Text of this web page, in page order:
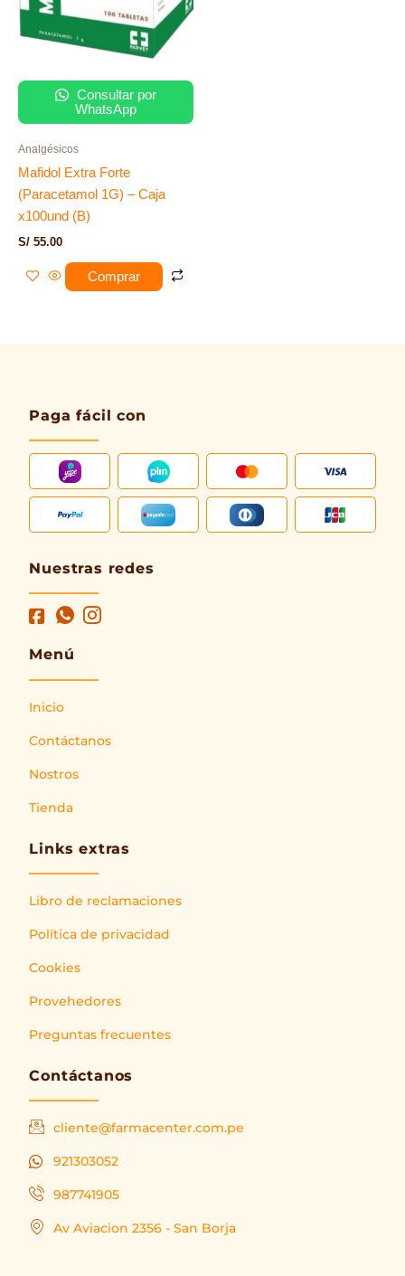
Consultar por
WhatsApp
Analgésicos
Mafidol Extra Forte
(Paracetamol 1G) – Caja
x100und (B)
S/ 55.00
Comprar
Paga fácil con
Nuestras redes
Menú
Inicio
Contáctanos
Nostros
Tienda
Links extras
Libro de reclamaciones
Política de privacidad
Cookies
Provehedores
Preguntas frecuentes
Contáctanos
cliente@farmacenter.com.pe
921303052
987741905
Av Aviacion 2356 - San Borja